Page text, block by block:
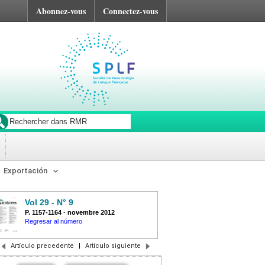
Abonnez-vous Connectez-vous
Exportación
Vol 29 - N° 9
P. 1157-1164 - novembre 2012
Regresar al número
Artículo precedente | Artículo siguiente